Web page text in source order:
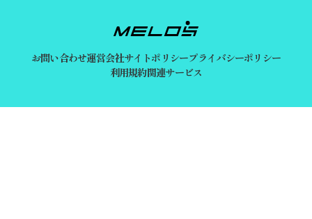
お問い合わせ運営会社サイトポリシープライバシーポリシー
利用規約関連サービス